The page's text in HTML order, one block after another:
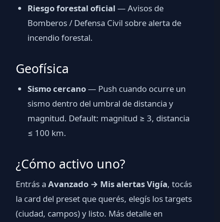
Riesgo forestal oficial — Avisos de
Bomberos / Defensa Civil sobre alerta de
incendio forestal.
Geofísica
Sismo cercano— Push cuando ocurre un
sismo dentro del umbral de distancia y
magnitud. Default: magnitud ≥ 3, distancia
≤ 100 km.
¿Cómo activo uno?
Entrás a Avanzado → Mis alertas Vigía, tocás
la card del preset que querés, elegís los targets
(ciudad, campos) y listo. Más detalle en